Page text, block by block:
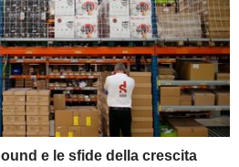
e le sfide della crescita